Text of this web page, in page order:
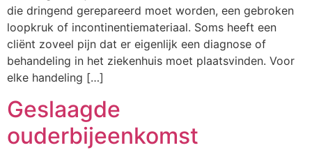
die dringend gerepareerd moet worden, een gebroken
loopkruk of incontinentiemateriaal. Soms heeft een
cliënt zoveel pijn dat er eigenlijk een diagnose of
behandeling in het ziekenhuis moet plaatsvinden. Voor
elke handeling […]
Geslaagde
ouderbijeenkomst